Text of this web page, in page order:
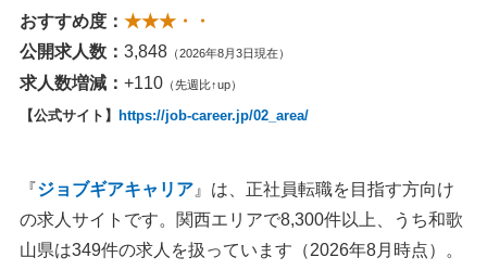
おすすめ度： ★★★・・
公開求人数： 3,848 （2026年8月3日現在）
求人数増減： +110 （先週比↑up）
【公式サイト】 https://job-career.jp/02_area/
『ジョブギアキャリア』は、正社員転職を目指す方向け
の求人サイトです。関西エリアで8,300件以上、うち和歌
山県は349件の求人を扱っています（2026年8月時点）。